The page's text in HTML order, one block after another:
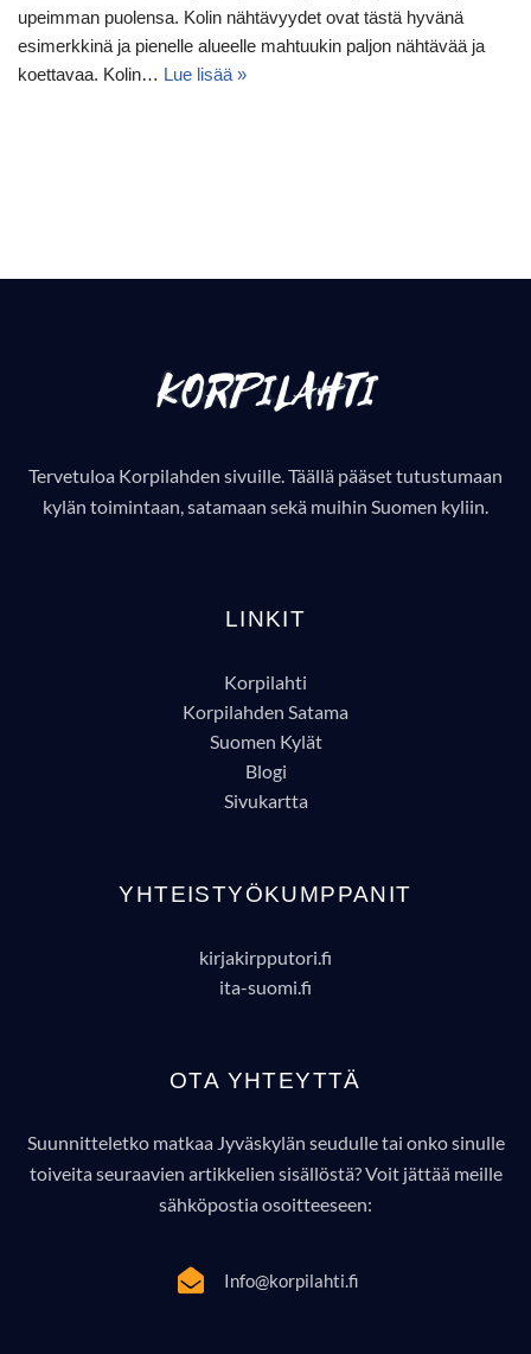
upeimman puolensa. Kolin nähtävyydet ovat tästä hyvänä
esimerkkinä ja pienelle alueelle mahtuukin paljon nähtävää ja
koettavaa. Kolin… Lue lisää »
Tervetuloa Korpilahden sivuille. Täällä pääset tutustumaan
kylän toimintaan, satamaan sekä muihin Suomen kyliin.
LINKIT
Korpilahti
Korpilahden Satama
Suomen Kylät
Blogi
Sivukartta
YHTEISTYÖKUMPPANIT
kirjakirpputori.fi
ita-suomi.fi
OTA YHTEYTTÄ
Suunnitteletko matkaa Jyväskylän seudulle tai onko sinulle
toiveita seuraavien artikkelien sisällöstä? Voit jättää meille
sähköpostia osoitteeseen:
Info@korpilahti.fi